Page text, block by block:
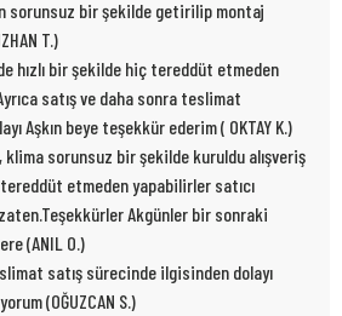
sorunsuz bir şekilde getirilip montaj
T.)
hızlı bir şekilde hiç tereddüt etmeden
satış ve daha sonra teslimat
Aşkın beye teşekkür ederim ( OKTAY K.)
klima sorunsuz bir şekilde kuruldu alışveriş
etmeden yapabilirler satıcı
Akgünler bir sonraki
(ANIL O.)
satış sürecinde ilgisinden dolayı
(OĞUZCAN S.)